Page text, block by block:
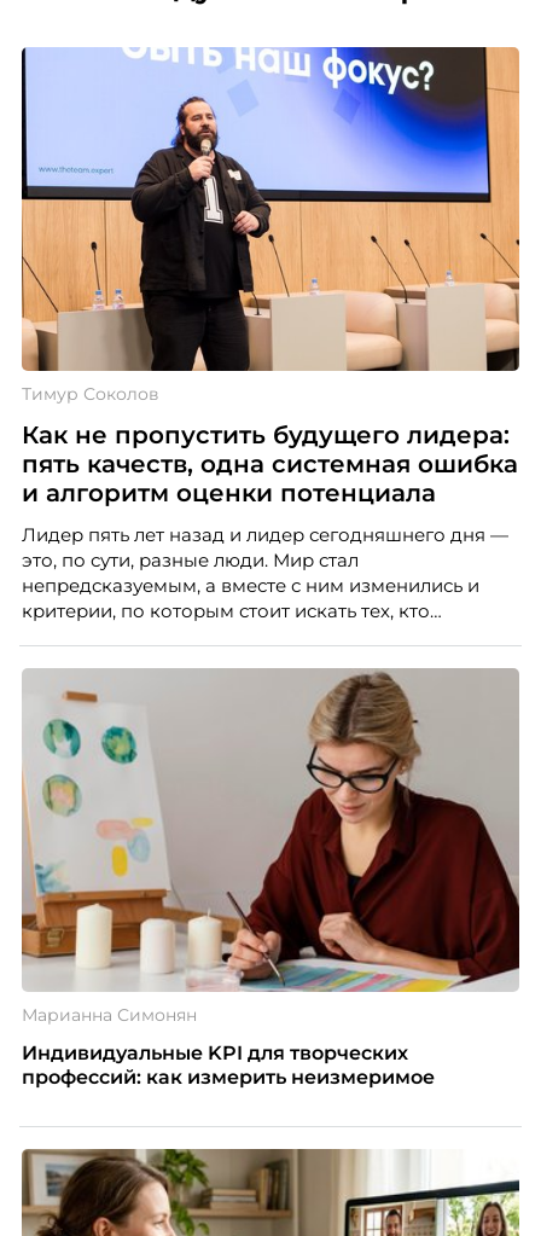
Тимур Соколов
Как не пропустить будущего лидера:
пять качеств, одна системная ошибка
и алгоритм оценки потенциала
Лидер пять лет назад и лидер сегодняшнего дня —
это, по сути, разные люди. Мир стал
непредсказуемым, а вместе с ним изменились и
критерии, по которым стоит искать тех, кто
«свадебного генерала», почему стандартные
системы оценки часто упускают самых талантливых
людей и как выявить лидерский потенциал ещё до
того, как он проявится в цифрах KPI, рассказывает
Тимур Соколов, ключевой эксперт по
стратегическому развитию и формированию
культуры лидерства в организациях.
Марианна Симонян
Индивидуальные KPI для творческих
профессий: как измерить неизмеримое